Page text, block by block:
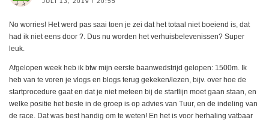
No worries! Het werd pas saai toen je zei dat het totaal niet boeiend is, dat
had ik niet eens door ?. Dus nu worden het verhuisbelevenissen? Super
leuk.
Afgelopen week heb ik btw mijn eerste baanwedstrijd gelopen: 1500m. Ik
heb van te voren je vlogs en blogs terug gekeken/lezen, bijv. over hoe de
startprocedure gaat en dat je niet meteen bij de startlijn moet gaan staan, en
welke positie het beste in de groep is op advies van Tuur, en de indeling van
de race. Dat was best handig om te weten! En het is voor herhaling vatbaar